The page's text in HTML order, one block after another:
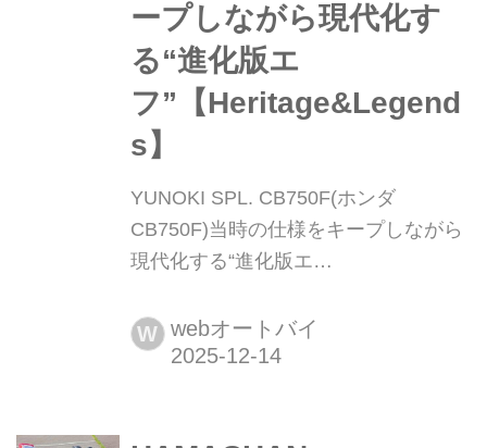
ープしながら現代化す
る“進化版エ
フ”【Heritage&Legend
s】
YUNOKI SPL. CB750F(ホンダ
CB750F)当時の仕様をキープしながら
現代化する“進化版エ
&レジェンズ 公式サイト ▶▶▶カスタ
ムとメンテナンスのことならヘリテイ
W webオートバイ